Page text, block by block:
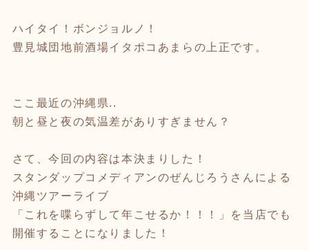
ハイタイ！ボンジョルノ！
豊見城団地前酒場イタポコあまらの上正です。
ここ最近の沖縄県..
朝と昼と夜の気温差がありすぎません？
さて、今回の内容は本決まりした！
スタンダップコメディアンのぜんじろうさんによる
沖縄ツアーライブ
「これを喋らずして年こせるか！！！」を当店でも
開催することになりました！